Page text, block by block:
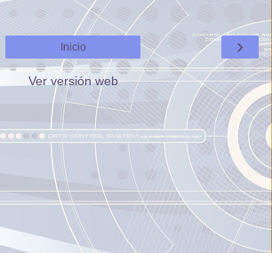
›
Inicio
Ver versión web